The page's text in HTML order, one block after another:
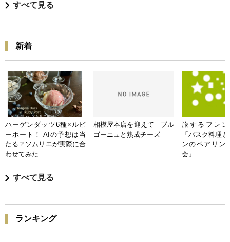
すべて見る
新着
ハーゲンダッツ6種×ルビ
ーポート！ AIの予想は当
たる？ソムリエが実際に合
わせてみた
相模屋本店を迎えて―ブル
ゴーニュと熟成チーズ
旅するフレン
「バスク料理
ンのペアリン
会」
すべて見る
ランキング